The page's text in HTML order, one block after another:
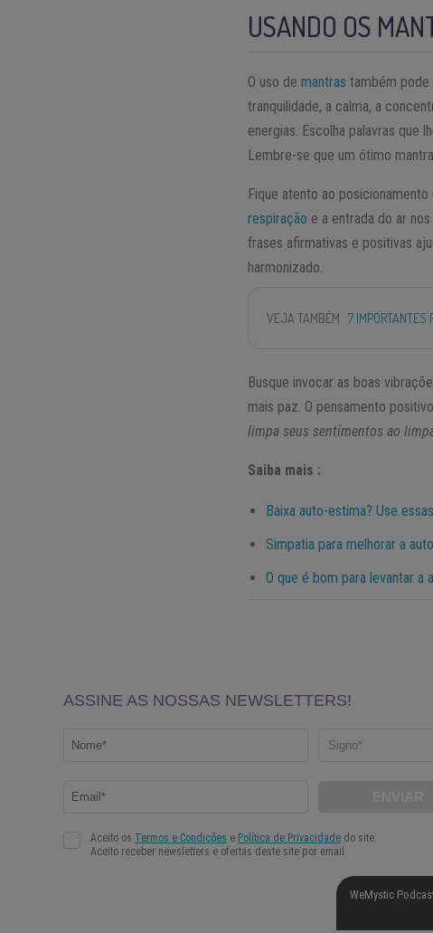
USANDO OS
O uso demantras também pode
tranquilidade, a calma, a
energias. Escolha palavras que
Lembre-se que um ótimo
Fique atento ao
respiração e a entrada do ar
frases afirmativas e positivas
harmonizado.
VEJA TAMBÉM 7
Busque invocar as boas
mais paz. O pensamento
limpa seus sentimentos ao
Saiba mais :
Baixa auto-estima? Use
Simpatia para melhorar a
O que é bom para levantar a
WeMystic